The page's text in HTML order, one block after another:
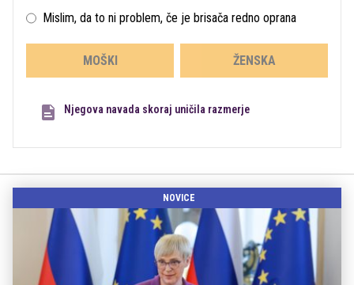
Mislim, da to ni problem, če je brisača redno oprana
MOŠKI ŽENSKA
Njegova navada skoraj uničila razmerje
NOVICE